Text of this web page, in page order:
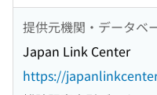
提供元機関・データベ
Japan Link Center
https://